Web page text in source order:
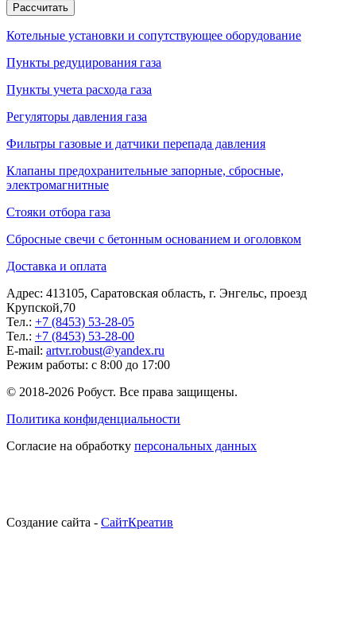
Рассчитать
Котельные установки и сопутствующее оборудование
Пункты редуцирования газа
Пункты учета расхода газа
Регуляторы давления газа
Фильтры газовые и датчики перепада давления
Клапаны предохранительные запорные, сбросные,
электромагнитные
Стояки отбора газа
Сбросные свечи с бетонным основанием и оголовком
Доставка и оплата
Адрес: 413105, Саратовская область, г. Энгельс, проезд
Крупской,70
Тел.: +7 (8453) 53-28-05
Тел.: +7 (8453) 53-28-00
E-mail: artvr.robust@yandex.ru
Режим работы: с 8:00 до 17:00
© 2018-2026 Робуст. Все права защищены.
Политика конфиденциальности
Согласие на обработку персональных данных
Создание сайта - СайтКреатив